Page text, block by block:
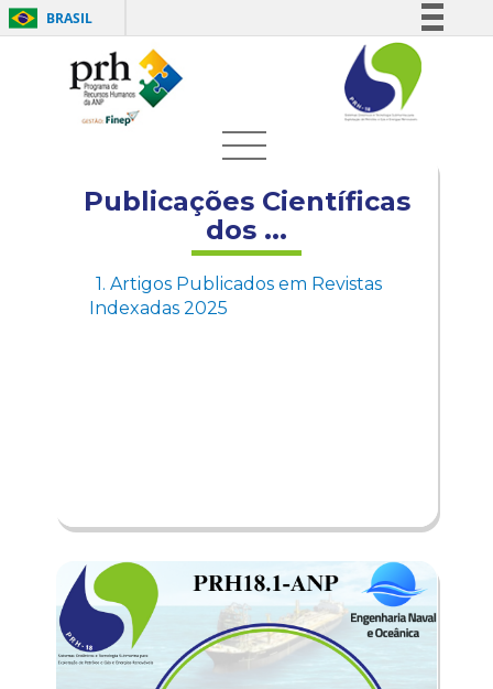
BRASIL
Simplifique!
Comunica BR
Participe
Legislação
Publicações Científicas
dos ...
1. Artigos Publicados em Revistas
Indexadas 2025